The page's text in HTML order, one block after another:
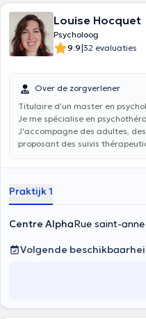
Louise Hocquet
Psycholoog
9.9|32 evaluaties
Over de zorgverlener
Titulaire d’un master en
Je me spécialise en
J'accompagne des adultes,
proposant des suivis
Praktijk 1
Centre AlphaRue saint-
Volgende